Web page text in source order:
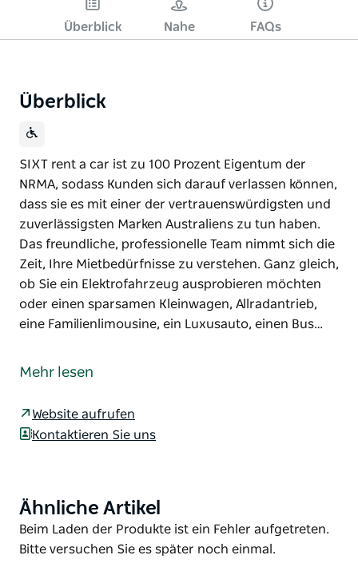
Überblick Nahe FAQs
Überblick
SIXT rent a car ist zu 100 Prozent Eigentum der
NRMA, sodass Kunden sich darauf verlassen können,
dass sie es mit einer der vertrauenswürdigsten und
zuverlässigsten Marken Australiens zu tun haben.
Das freundliche, professionelle Team nimmt sich die
Zeit, Ihre Mietbedürfnisse zu verstehen. Ganz gleich,
ob Sie ein Elektrofahrzeug ausprobieren möchten
oder einen sparsamen Kleinwagen, Allradantrieb,
eine Familienlimousine, ein Luxusauto, einen Bus…
NRMA, sodass Kunden sich darauf verlassen können,
Das freundliche, professionelle Team nimmt sich die
eine Familienlimousine, ein Luxusauto, einen Bus,
einen Lieferwagen oder einen LKW suchen:
Tausende Menschen in ganz Australien vertrauen
Mehr lesen
Website aufrufen
Kontaktieren Sie uns
Product
List
Ähnliche Artikel
Product
List
Beim Laden der Produkte ist ein Fehler aufgetreten.
Bitte versuchen Sie es später noch einmal.